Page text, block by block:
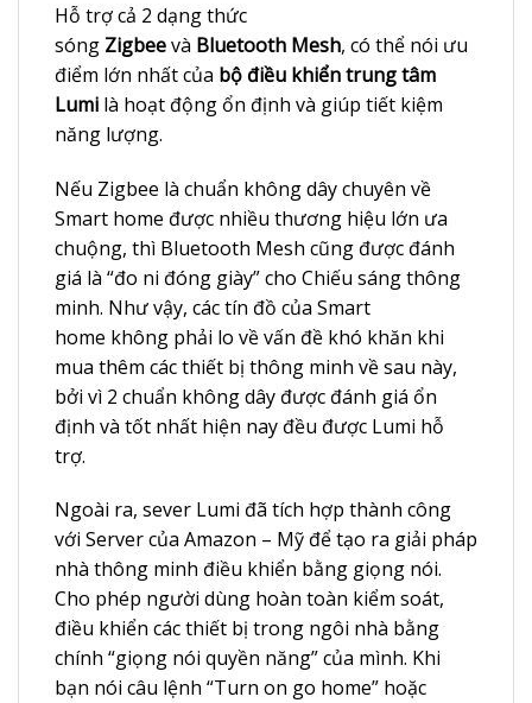
Hỗ trợ cả 2 dạng thức
sóng Zigbeevà Bluetooth Mesh, có thể nói ưu
điểm lớn nhất của bộ điều khiển trung tâm
Lumi là hoạt động ổn định và giúp tiết kiệm
năng lượng.
Nếu Zigbee là chuẩn không dây chuyên về
Smart home được nhiều thương hiệu lớn ưa
chuộng, thì Bluetooth Mesh cũng được đánh
giá là “đo ni đóng giày” cho Chiếu sáng thông
minh. Như vậy, các tín đồ của Smart
home không phải lo về vấn đề khó khăn khi
mua thêm các thiết bị thông minh về sau này,
bởi vì 2 chuẩn không dây được đánh giá ổn
định và tốt nhất hiện nay đều được Lumi hỗ
trợ.
Ngoài ra, sever Lumi đã tích hợp thành công
với Server của Amazon – Mỹ để tạo ra giải pháp
nhà thông minh điều khiển bằng giọng nói.
Cho phép người dùng hoàn toàn kiểm soát,
điều khiển các thiết bị trong ngôi nhà bằng
chính “giọng nói quyền năng” của mình. Khi
bạn nói câu lệnh “Turn on go home” hoặc